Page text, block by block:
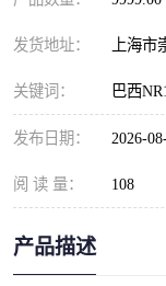
发货地址： 上海市
关键词： 巴西
发布日期： 2026-
阅 读 量： 108
产品描述